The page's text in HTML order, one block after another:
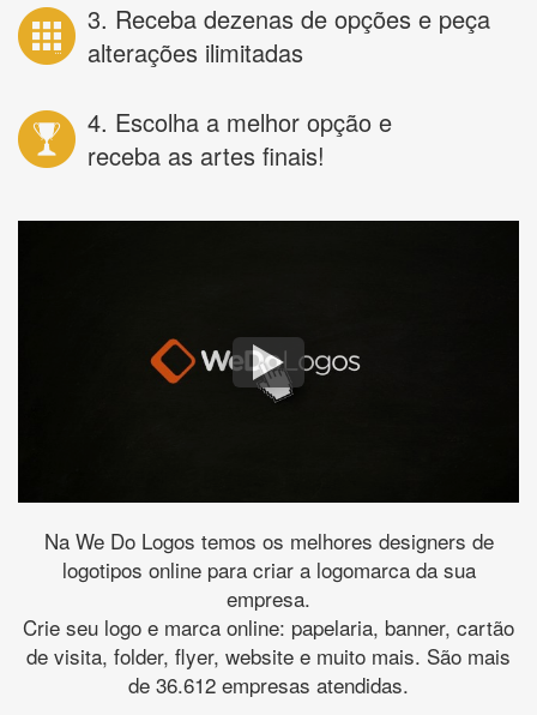
3. Receba dezenas de opções e peça
alterações ilimitadas
4. Escolha a melhor opção e
receba as artes finais!
Na We Do Logos temos os melhores designers de
logotipos online para criar a logomarca da sua
empresa.
Crie seu logo e marca online: papelaria, banner, cartão
de visita, folder, flyer, website e muito mais. São mais
de 36.612 empresas atendidas.